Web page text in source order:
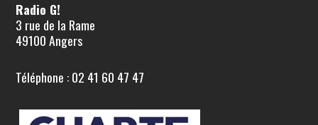
Radio G!
3 rue de la Rame
49100 Angers
Téléphone : 02 41 60 47 47